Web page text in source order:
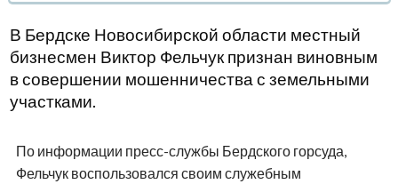
В Бердске Новосибирской области местный
бизнесмен Виктор Фельчук признан виновным
в совершении мошенничества с земельными
участками.
По информации пресс-службы Бердского горсуда,
Фельчук воспользовался своим служебным